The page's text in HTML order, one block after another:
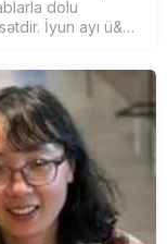
dolu
İyun ayı ü&…